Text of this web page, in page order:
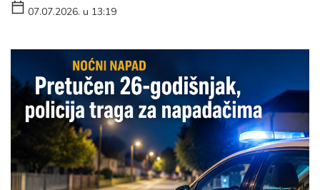
07.07.2026. u 13:19